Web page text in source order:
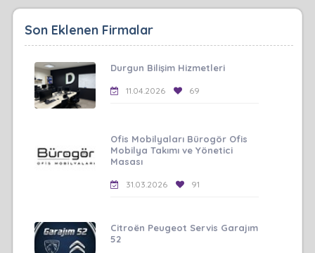
Son Eklenen Firmalar
Durgun Bilişim Hizmetleri
11.04.2026 69
Ofis Mobilyaları Bürogör Ofis
Mobilya Takımı ve Yönetici
Masası
31.03.2026 91
Citroën Peugeot Servis Garajım
52